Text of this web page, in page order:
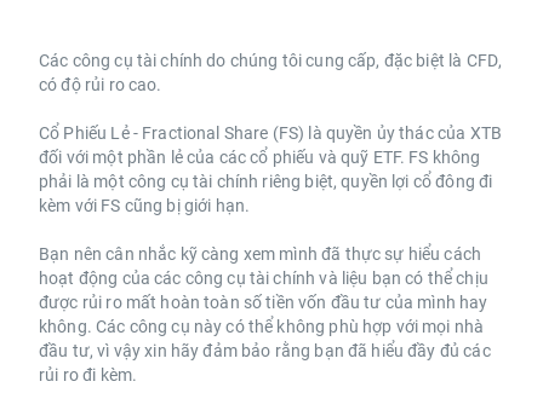
Các công cụ tài chính do chúng tôi cung cấp, đặc biệt là CFD,
có độ rủi ro cao.
Cổ Phiếu Lẻ - Fractional Share (FS) là quyền ủy thác của XTB
đối với một phần lẻ của các cổ phiếu và quỹ ETF. FS không
phải là một công cụ tài chính riêng biệt, quyền lợi cổ đông đi
kèm với FS cũng bị giới hạn.
Bạn nên cân nhắc kỹ càng xem mình đã thực sự hiểu cách
hoạt động của các công cụ tài chính và liệu bạn có thể chịu
được rủi ro mất hoàn toàn số tiền vốn đầu tư của mình hay
không. Các công cụ này có thể không phù hợp với mọi nhà
đầu tư, vì vậy xin hãy đảm bảo rằng bạn đã hiểu đầy đủ các
rủi ro đi kèm.